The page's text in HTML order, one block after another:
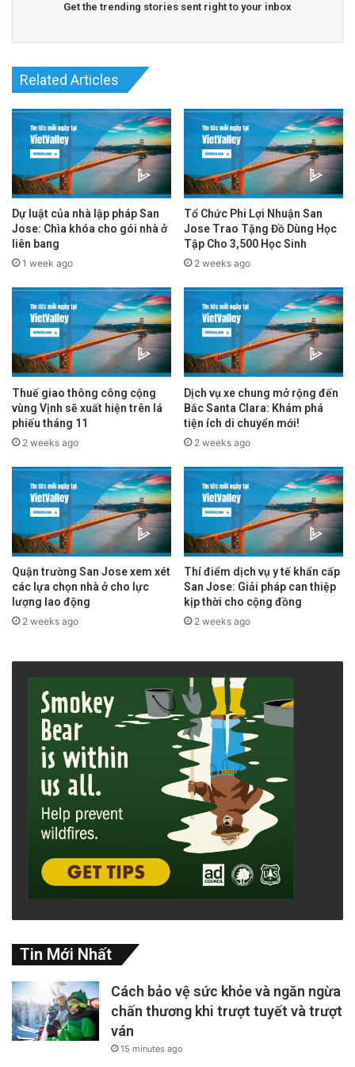
advertisement
Get the trending stories sent right to your inbox
Related Articles
Dự luật của nhà lập pháp San
Jose: Chìa khóa cho gói nhà ở
liên bang
1 week ago
Tổ Chức Phi Lợi Nhuận San
Jose Trao Tặng Đồ Dùng Học
Tập Cho 3,500 Học Sinh
2 weeks ago
Thuế giao thông công cộng
vùng Vịnh sẽ xuất hiện trên lá
phiếu tháng 11
2 weeks ago
Dịch vụ xe chung mở rộng đến
Bắc Santa Clara: Khám phá
tiện ích di chuyển mới!
2 weeks ago
Quận trường San Jose xem xét
các lựa chọn nhà ở cho lực
lượng lao động
2 weeks ago
Thí điểm dịch vụ y tế khẩn cấp
San Jose: Giải pháp can thiệp
kịp thời cho cộng đồng
2 weeks ago
Tin Mới Nhất
Cách bảo vệ sức khỏe và ngăn ngừa
chấn thương khi trượt tuyết và trượt
ván
15 minutes ago